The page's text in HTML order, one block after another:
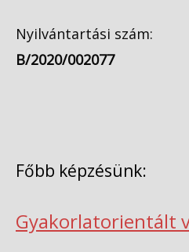
Nyilvántartási szám:
B/2020/002077
Főbb képzésünk:
Gyakorlatorientált